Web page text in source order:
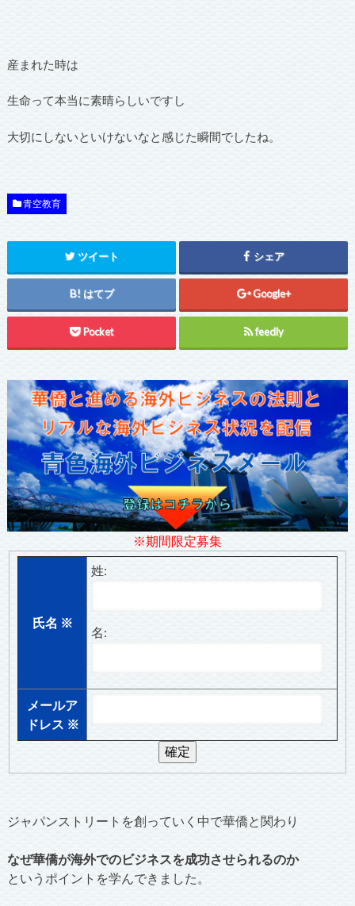
産まれた時は
生命って本当に素晴らしいですし
大切にしないといけないなと感じた瞬間でしたね。
青空教育
ツイート シェア
はてブ Google+
Pocket feedly
※期間限定募集
氏名 ※
姓:
名:
メールア
ドレス ※
ジャパンストリートを創っていく中で華僑と関わり
なぜ華僑が海外でのビジネスを成功させられるのか
というポイントを学んできました。